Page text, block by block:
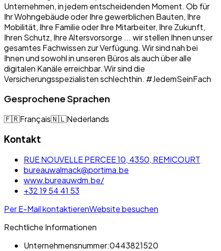
Unternehmen, in jedem entscheidenden Moment. Ob für
Ihr Wohngebäude oder Ihre gewerblichen Bauten, Ihre
Mobilität, Ihre Familie oder Ihre Mitarbeiter, Ihre Zukunft,
Ihren Schutz, Ihre Altersvorsorge ... wir stellen Ihnen unser
gesamtes Fachwissen zur Verfügung. Wir sind nah bei
Ihnen und sowohl in unseren Büros als auch über alle
digitalen Kanäle erreichbar. Wir sind die
Versicherungsspezialisten schlechthin. #JedemSeinFach
Gesprochene Sprachen
🇫🇷Français🇳🇱Nederlands
Kontakt
RUE NOUVELLE PERCEE 10, 4350, REMICOURT
bureauwalmack@portima.be
www.bureauwdm.be/
+32 19 54 41 53
Per E-Mail kontaktierenWebsite besuchen
Rechtliche Informationen
Unternehmensnummer:0443821520